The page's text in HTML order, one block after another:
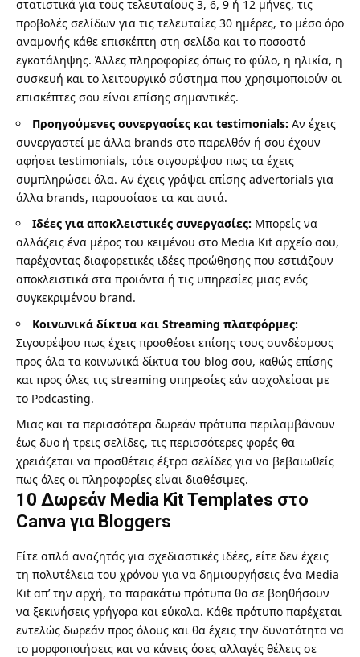
στατιστικά για τους τελευταίους 3, 6, 9 ή 12 μήνες, τις
προβολές σελίδων για τις τελευταίες 30 ημέρες, το μέσο όρο
αναμονής κάθε επισκέπτη στη σελίδα και το ποσοστό
εγκατάληψης. Άλλες πληροφορίες όπως το φύλο, η ηλικία, η
συσκευή και το λειτουργικό σύστημα που χρησιμοποιούν οι
επισκέπτες σου είναι επίσης σημαντικές.
Προηγούμενες συνεργασίες και testimonials: Αν έχεις
συνεργαστεί με άλλα brands στο παρελθόν ή σου έχουν
αφήσει testimonials, τότε σιγουρέψου πως τα έχεις
συμπληρώσει όλα. Αν έχεις γράψει επίσης advertorials για
άλλα brands, παρουσίασε τα και αυτά.
Ιδέες για αποκλειστικές συνεργασίες: Μπορείς να
αλλάζεις ένα μέρος του κειμένου στο Media Kit αρχείο σου,
παρέχοντας διαφορετικές ιδέες προώθησης που εστιάζουν
αποκλειστικά στα προϊόντα ή τις υπηρεσίες μιας ενός
συγκεκριμένου brand.
Κοινωνικά δίκτυα και Streaming πλατφόρμες:
Σιγουρέψου πως έχεις προσθέσει επίσης τους συνδέσμους
προς όλα τα κοινωνικά δίκτυα του blog σου, καθώς επίσης
και προς όλες τις streaming υπηρεσίες εάν ασχολείσαι με
το Podcasting.
Μιας και τα περισσότερα δωρεάν πρότυπα περιλαμβάνουν
έως δυο ή τρεις σελίδες, τις περισσότερες φορές θα
χρειάζεται να προσθέτεις έξτρα σελίδες για να βεβαιωθείς
πως όλες οι πληροφορίες είναι διαθέσιμες.
10 Δωρεάν Media Kit Templates στο
Canva για Bloggers
Είτε απλά αναζητάς για σχεδιαστικές ιδέες, είτε δεν έχεις
τη πολυτέλεια του χρόνου για να δημιουργήσεις ένα Media
Kit απ’ την αρχή, τα παρακάτω πρότυπα θα σε βοηθήσουν
να ξεκινήσεις γρήγορα και εύκολα. Κάθε πρότυπο παρέχεται
εντελώς δωρεάν προς όλους και θα έχεις την δυνατότητα να
το μορφοποιήσεις και να κάνεις όσες αλλαγές θέλεις σε